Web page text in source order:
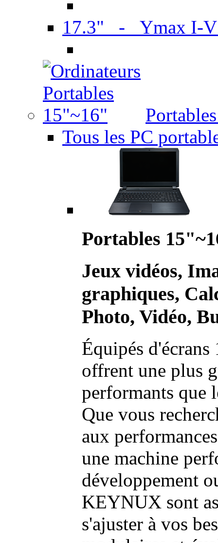
17.3" - Ymax I-
Tous les PC
Portables
Jeux vidéos,
graphiques,
Photo, Vidéo,
Équipés
offrent une plus
performants que
Que vous
aux
une machine
développement
KEYNUX sont
s'ajuster à vos